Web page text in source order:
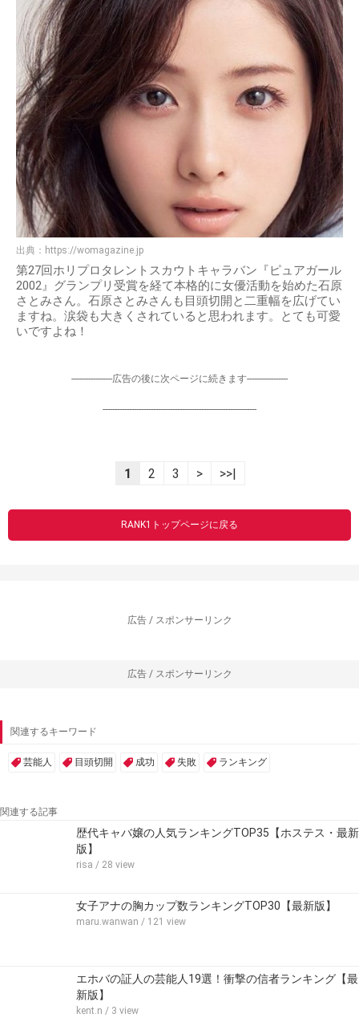
出典： https://womagazine.jp
第27回ホリプロタレントスカウトキャラバン『ピュアガール
2002』グランプリ受賞を経て本格的に女優活動を始めた石原
さとみさん。石原さとみさんも目頭切開と二重幅を広げてい
ますね。涙袋も大きくされていると思われます。とても可愛
いですよね！
-----------------広告の後に次ページに続きます-----------------
----------------------------------------------------------------
1 2 3 > >>|
RANK1トップページに戻る
広告 / スポンサーリンク
広告 / スポンサーリンク
関連するキーワード
芸能人 目頭切開 成功 失敗 ランキング
関連する記事
歴代キャバ嬢の人気ランキングTOP35【ホステス・最新
版】
risa / 28 view
女子アナの胸カップ数ランキングTOP30【最新版】
maru.wanwan / 121 view
エホバの証人の芸能人19選！衝撃の信者ランキング【最
新版】
kent.n / 3 view